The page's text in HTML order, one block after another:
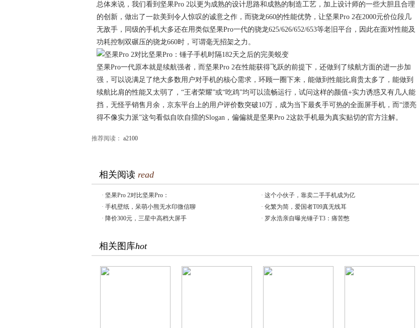
总体来说，我们看到坚果Pro 2以更为成熟的设计思路和成熟的制造工艺，加上设计师的一些大胆且合理
的创新，做出了一款美到令人惊叹的诚意之作，而骁龙660的性能优势，让坚果Pro 2在2000元价位段几
无敌手，同级的手机大多还在用类似坚果Pro一代的骁龙625/626/652/653等老旧平台，因此在面对性能及
功耗控制双碾压的骁龙660时，可谓毫无招架之力。
坚果Pro一代原本就是续航强者，而坚果Pro 2在性能获得飞跃的前提下，还做到了续航方面的进一步加
强，可以说满足了绝大多数用户对手机的核心需求，环顾一圈下来，能做到性能比肩贵太多了，能做到
续航比肩的性能又太弱了，“王者荣耀”或“吃鸡”均可以流畅运行，试问这样的颜值+实力诱惑又有几人能
挡，无怪乎销售月余，京东平台上的用户评价数突破10万，成为当下最炙手可热的全面屏手机，而“漂亮
得不像实力派”这句看似自吹自擂的Slogan，偏偏就是坚果Pro 2这款手机最为真实贴切的官方注解。
推荐阅读： a2100
相关阅读 read
· 坚果Pro 2对比坚果Pro： · 这个小伙子，靠卖二手手机成为亿
· 手机壁纸，呆萌小熊无水印微信聊 · 化繁为简，爱国者T09真无线耳
· 降价300元，三星中高档大屏手 · 罗永浩亲自曝光锤子T3：痛苦憋
相关图库hot